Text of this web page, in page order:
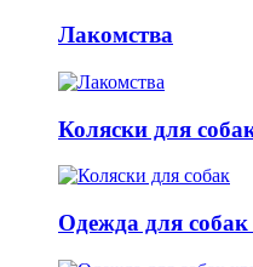
Лакомства
Коляски для
Одежда для